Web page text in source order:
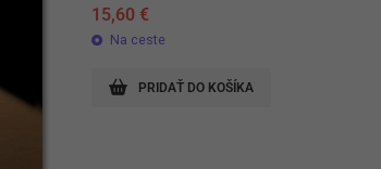
15,60 €
Na ceste
PRIDAŤ DO KOŠÍKA